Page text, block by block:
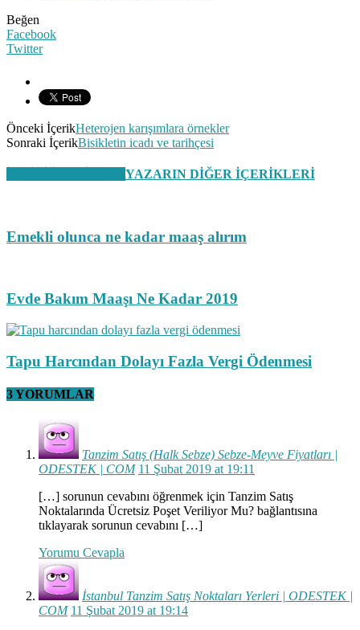
Beğen
Facebook
Twitter
Önceki İçerikHeterojen karışımlara örnekler
Sonraki İçerikBisikletin icadı ve tarihçesi
YAZARIN DİĞER İÇERİKLERİ
Emekli olunca ne kadar maaş alırım
Evde Bakım Maaşı Ne Kadar 2019
Tapu Harcından Dolayı Fazla Vergi Ödenmesi
3 YORUMLAR
Tanzim Satış (Halk Sebze) Sebze-Meyve Fiyatları |
ODESTEK | COM 11 Şubat 2019 at 19:11
[…] sorunun cevabını öğrenmek için Tanzim Satış
Noktalarında Ücretsiz Poşet Veriliyor Mu? bağlantısına
tıklayarak sorunun cevabını […]
Yorumu Cevapla
İstanbul Tanzim Satış Noktaları Yerleri | ODESTEK |
COM 11 Şubat 2019 at 19:14